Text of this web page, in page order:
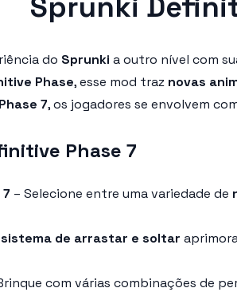
do Sprunki a outro nível com
Phase, esse mod traz novas
Phase 7, os jogadores se envolvem
Phase 7
– Selecione entre uma variedade de
sistema de arrastar e soltar
com várias combinações de